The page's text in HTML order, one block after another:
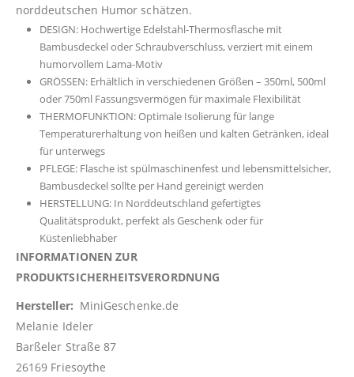
norddeutschen Humor schätzen.
DESIGN: Hochwertige Edelstahl-Thermosflasche mit
Bambusdeckel oder Schraubverschluss, verziert mit einem
humorvollem Lama-Motiv
GRÖSSEN: Erhältlich in verschiedenen Größen – 350ml, 500ml
oder 750ml Fassungsvermögen für maximale Flexibilität
THERMOFUNKTION: Optimale Isolierung für lange
Temperaturerhaltung von heißen und kalten Getränken, ideal
für unterwegs
PFLEGE: Flasche ist spülmaschinenfest und lebensmittelsicher,
Bambusdeckel sollte per Hand gereinigt werden
HERSTELLUNG: In Norddeutschland gefertigtes
Qualitätsprodukt, perfekt als Geschenk oder für
Küstenliebhaber
INFORMATIONEN ZUR
PRODUKTSICHERHEITSVERORDNUNG
Hersteller: MiniGeschenke.de
Melanie Ideler
Barßeler Straße 87
26169 Friesoythe